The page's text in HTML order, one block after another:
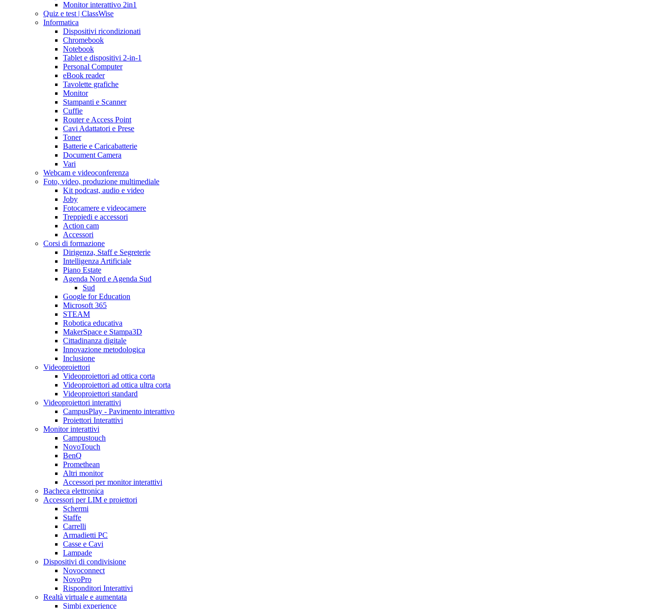
Monitor interattivo 2in1
Quiz e test | ClassWise
Informatica
Dispositivi ricondizionati
Chromebook
Notebook
Tablet e dispositivi 2-in-1
Personal Computer
eBook reader
Tavolette grafiche
Monitor
Stampanti e Scanner
Cuffie
Router e Access Point
Cavi Adattatori e Prese
Toner
Batterie e Caricabatterie
Document Camera
Vari
Webcam e videoconferenza
Foto, video, produzione multimediale
Kit podcast, audio e video
Joby
Fotocamere e videocamere
Treppiedi e accessori
Action cam
Accessori
Corsi di formazione
Dirigenza, Staff e Segreterie
Intelligenza Artificiale
Piano Estate
Agenda Nord e Agenda Sud
Sud
Google for Education
Microsoft 365
STEAM
Robotica educativa
MakerSpace e Stampa3D
Cittadinanza digitale
Innovazione metodologica
Inclusione
Videoproiettori
Videoproiettori ad ottica corta
Videoproiettori ad ottica ultra corta
Videoproiettori standard
Videoproiettori interattivi
CampusPlay - Pavimento interattivo
Proiettori Interattivi
Monitor interattivi
Campustouch
NovoTouch
BenQ
Promethean
Altri monitor
Accessori per monitor interattivi
Bacheca elettronica
Accessori per LIM e proiettori
Schermi
Staffe
Carrelli
Armadietti PC
Casse e Cavi
Lampade
Dispositivi di condivisione
Novoconnect
NovoPro
Risponditori Interattivi
Realtà virtuale e aumentata
Simbi experience